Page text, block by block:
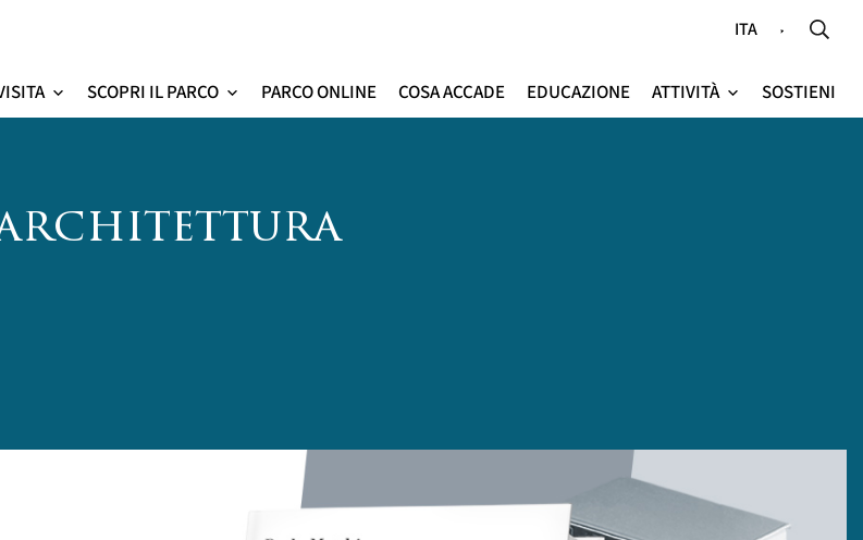
- sito ufficiale
ITA
SCOPRI IL PARCO PARCO ONLINE COSA ACCADE EDUCAZIONE ATTIVITÀ SOSTIENI
architettura